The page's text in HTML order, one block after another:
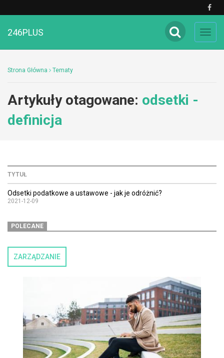
246PLUS
Strona Główna Tematy
Artykuły otagowane: odsetki -
definicja
TYTUŁ
Odsetki podatkowe a ustawowe - jak je odróżnić?
2021-12-09
POLECANE
ZARZĄDZANIE